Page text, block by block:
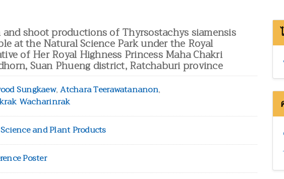
and shoot productions of Thyrsostachys siamensis
at the Natural Science Park under the Royal
of Her Royal Highness Princess Maha Chakri
Suan Phueng district, Ratchaburi province
Sungkaew,Atchara Teerawatananon,
Wacharinrak
and Plant Products
Poster